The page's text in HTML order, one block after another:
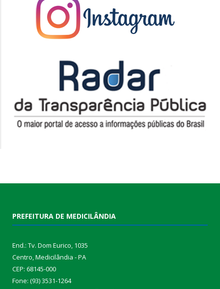
PREFEITURA DE MEDICILÂNDIA
End.: Tv. Dom Eurico, 1035
Centro, Medicilândia - PA
CEP: 68145-000
Fone: (93) 3531-1264